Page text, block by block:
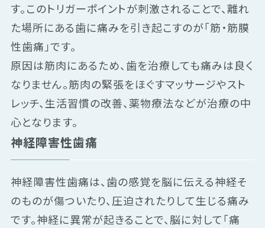
す。このトリガーポイントが刺激されることで、離れ
た場所にある歯に痛みを引き起こすのが「筋・筋膜
性歯痛」です。
原因は筋肉にあるため、歯を治療しても痛みは良く
なりません。筋肉の緊張をほぐすマッサージやスト
レッチ、生活習慣の改善、薬物療法などが治療の中
心となります。
神経障害性歯痛
神経障害性歯痛は、歯の感覚を脳に伝える神経そ
のものが傷ついたり、圧迫されたりして生じる痛み
です。神経に異常が起きることで、脳に対して「痛